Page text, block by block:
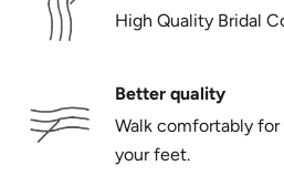
High Quality Bridal
Better quality
Walk comfortably
your feet.